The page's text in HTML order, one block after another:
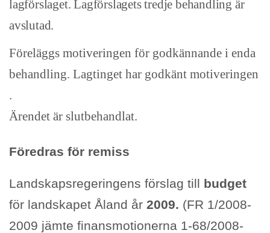
lagförslaget. Lagförslagets tredje behandling är
avslutad.
Föreläggs motiveringen för godkännande i enda
behandling. Lagtinget har godkänt motiveringen
.
Ärendet är slutbehandlat.
Föredras för remiss
Landskapsregeringens förslag till budget
för landskapet Åland år 2009. (FR 1/2008-
2009 jämte finansmotionerna 1-68/2008-